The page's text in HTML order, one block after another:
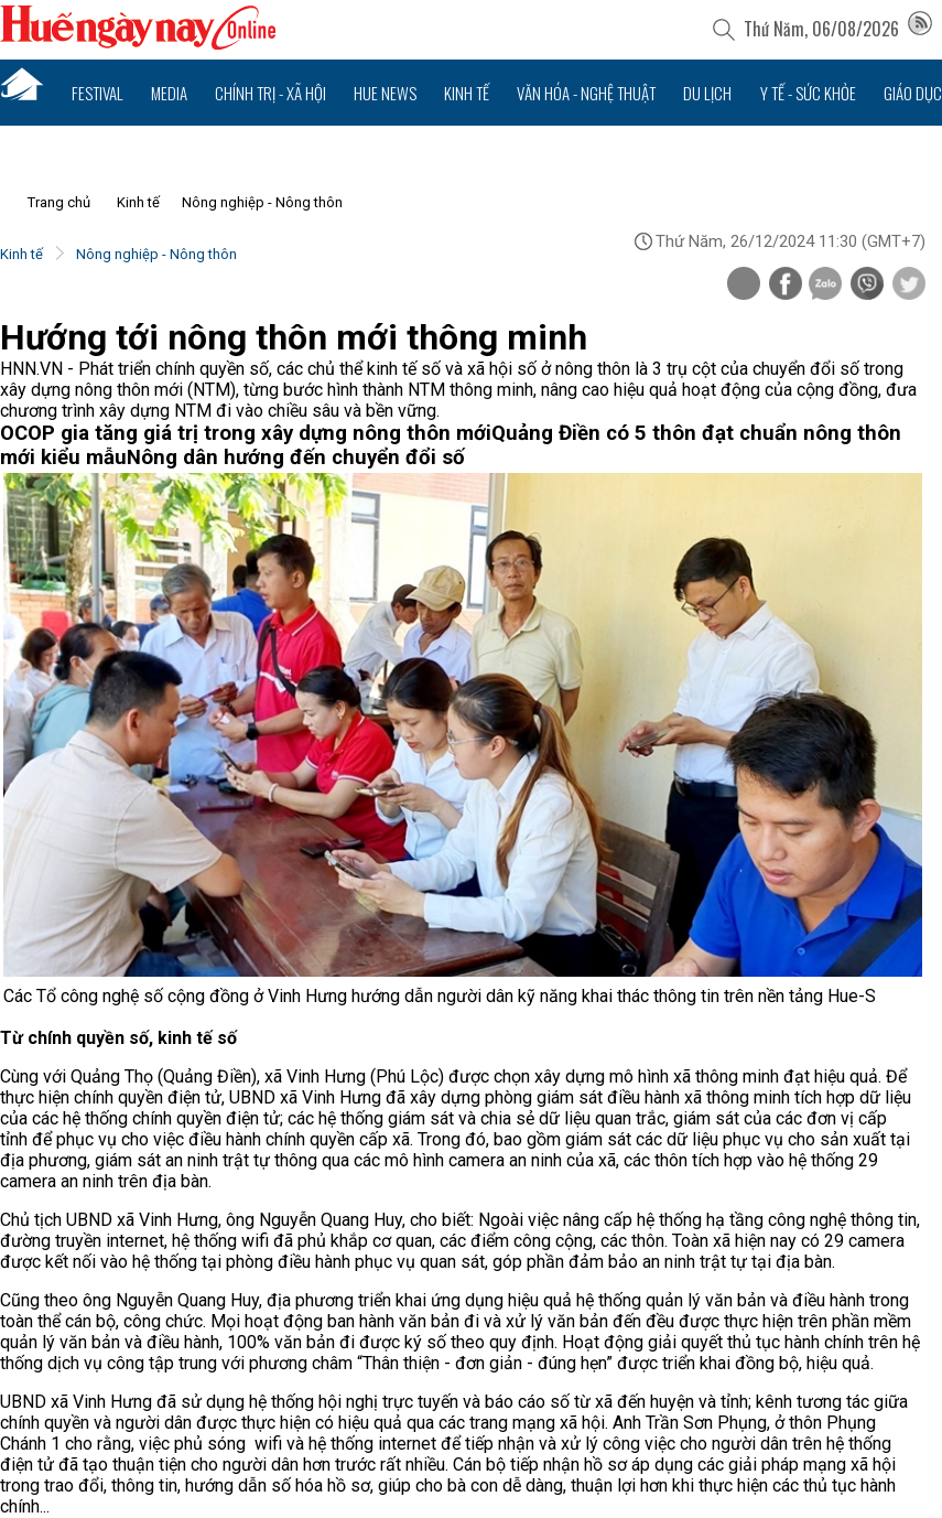
Thứ Năm, 06/08/2026
FESTIVAL MEDIA CHÍNH TRỊ - XÃ HỘI HUE NEWS KINH TẾ VĂN HÓA - NGHỆ THUẬT DU LỊCH Y TẾ - SỨC KHỎE GIÁO DỤC
Trang chủ Kinh tế Nông nghiệp - Nông thôn
Kinh tế Nông nghiệp - Nông thôn
Thứ Năm, 26/12/2024 11:30 (GMT+7)
Hướng tới nông thôn mới thông minh
HNN.VN - Phát triển chính quyền số, các chủ thể kinh tế số và xã hội số ở nông thôn là 3 trụ cột của chuyển đổi số trong
xây dựng nông thôn mới (NTM), từng bước hình thành NTM thông minh, nâng cao hiệu quả hoạt động của cộng đồng, đưa
chương trình xây dựng NTM đi vào chiều sâu và bền vững.
OCOP gia tăng giá trị trong xây dựng nông thôn mớiQuảng Điền có 5 thôn đạt chuẩn nông thôn
mới kiểu mẫuNông dân hướng đến chuyển đổi số
Các Tổ công nghệ số cộng đồng ở Vinh Hưng hướng dẫn người dân kỹ năng khai thác thông tin trên nền tảng Hue-S
Từ chính quyền số, kinh tế số
Cùng với Quảng Thọ (Quảng Điền), xã Vinh Hưng (Phú Lộc) được chọn xây dựng mô hình xã thông minh đạt hiệu quả. Để
thực hiện chính quyền điện tử, UBND xã Vinh Hưng đã xây dựng phòng giám sát điều hành xã thông minh tích hợp dữ liệu
của các hệ thống chính quyền điện tử; các hệ thống giám sát và chia sẻ dữ liệu quan trắc, giám sát của các đơn vị cấp
tỉnh để phục vụ cho việc điều hành chính quyền cấp xã. Trong đó, bao gồm giám sát các dữ liệu phục vụ cho sản xuất tại
địa phương, giám sát an ninh trật tự thông qua các mô hình camera an ninh của xã, các thôn tích hợp vào hệ thống 29
camera an ninh trên địa bàn.
Chủ tịch UBND xã Vinh Hưng, ông Nguyễn Quang Huy, cho biết: Ngoài việc nâng cấp hệ thống hạ tầng công nghệ thông tin,
đường truyền internet, hệ thống wifi đã phủ khắp cơ quan, các điểm công cộng, các thôn. Toàn xã hiện nay có 29 camera
được kết nối vào hệ thống tại phòng điều hành phục vụ quan sát, góp phần đảm bảo an ninh trật tự tại địa bàn.
Cũng theo ông Nguyễn Quang Huy, địa phương triển khai ứng dụng hiệu quả hệ thống quản lý văn bản và điều hành trong
toàn thể cán bộ, công chức. Mọi hoạt động ban hành văn bản đi và xử lý văn bản đến đều được thực hiện trên phần mềm
quản lý văn bản và điều hành, 100% văn bản đi được ký số theo quy định. Hoạt động giải quyết thủ tục hành chính trên hệ
thống dịch vụ công tập trung với phương châm “Thân thiện - đơn giản - đúng hẹn” được triển khai đồng bộ, hiệu quả.
UBND xã Vinh Hưng đã sử dụng hệ thống hội nghị trực tuyến và báo cáo số từ xã đến huyện và tỉnh; kênh tương tác giữa
chính quyền và người dân được thực hiện có hiệu quả qua các trang mạng xã hội. Anh Trần Sơn Phụng, ở thôn Phụng
Chánh 1 cho rằng, việc phủ sóng wifi và hệ thống internet để tiếp nhận và xử lý công việc cho người dân trên hệ thống
điện tử đã tạo thuận tiện cho người dân hơn trước rất nhiều. Cán bộ tiếp nhận hồ sơ áp dụng các giải pháp mạng xã hội
trong trao đổi, thông tin, hướng dẫn số hóa hồ sơ, giúp cho bà con dễ dàng, thuận lợi hơn khi thực hiện các thủ tục hành
chính...